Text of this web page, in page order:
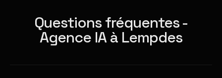
Questions fréquentes -
Agence IA à Lempdes